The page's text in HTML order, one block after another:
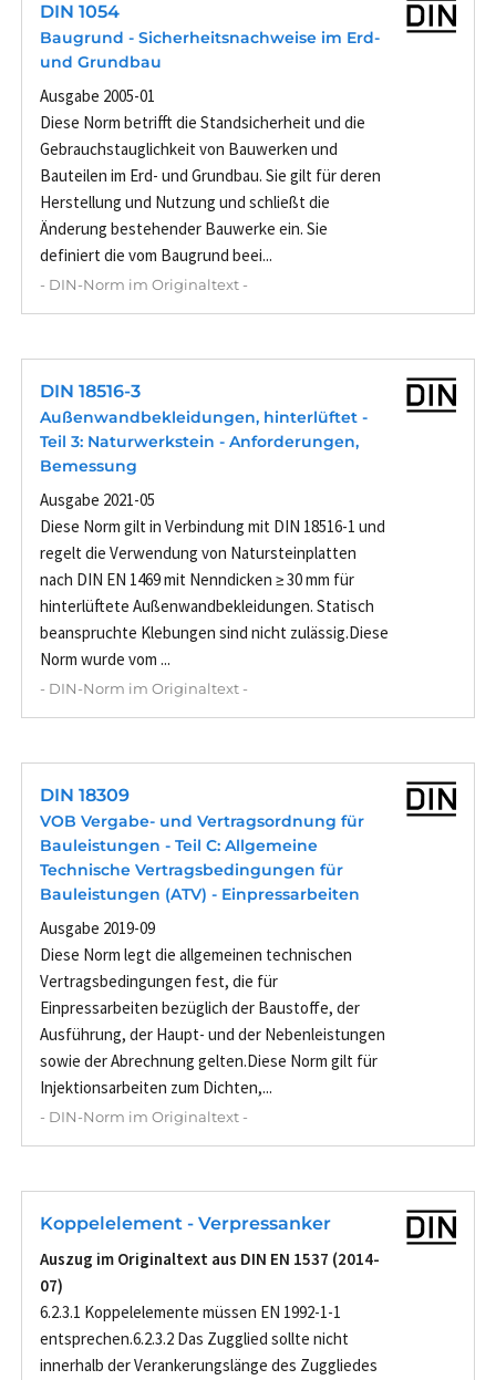
DIN 1054
Baugrund - Sicherheitsnachweise im Erd­-
und Grundbau
Ausgabe 2005-01
Diese Norm betrifft die Standsicherheit und die
Gebrauchstauglichkeit von Bauwerken und
Bauteilen im Erd- und Grundbau. Sie gilt für deren
Herstellung und Nutzung und schließt die
Änderung bestehender Bauwerke ein. Sie
definiert die vom Baugrund beei...
- DIN-Norm im Originaltext -
DIN 18516-3
Außenwandbekleidungen, hinterlüftet -
Teil 3: Naturwerkstein - Anforderungen,
Bemessung
Ausgabe 2021-05
Diese Norm gilt in Verbindung mit DIN 18516-1 und
regelt die Verwendung von Natursteinplatten
nach DIN EN 1469 mit Nenndicken ≥ 30 mm für
hinterlüftete Außenwandbekleidungen. Statisch
beanspruchte Klebungen sind nicht zulässig.Diese
Norm wurde vom ...
- DIN-Norm im Originaltext -
DIN 18309
VOB Vergabe- und Vertragsordnung für
Bauleistungen - Teil C: Allgemeine
Technische Vertragsbedingungen für
Bauleistungen (ATV) - Einpressarbeiten
Ausgabe 2019-09
Diese Norm legt die allgemeinen technischen
Vertragsbedingungen fest, die für
Einpressarbeiten bezüglich der Baustoffe, der
Ausführung, der Haupt- und der Nebenleistungen
sowie der Abrechnung gelten.Diese Norm gilt für
Injektionsarbeiten zum Dichten,...
- DIN-Norm im Originaltext -
Koppelelement - Verpressanker
Auszug im Originaltext aus DIN EN 1537 (2014-
07)
6.2.3.1 Koppelelemente müssen EN 1992-1-1
entsprechen.6.2.3.2 Das Zugglied sollte nicht
innerhalb der Verankerungslänge des Zuggliedes